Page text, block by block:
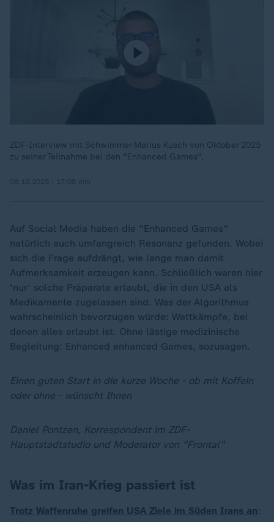
ZDF-Interview mit Schwimmer Marius Kusch von Oktober 2025
zu seiner Teilnahme bei den "Enhanced Games".
Auf Social Media haben die "Enhanced Games"
natürlich auch umfangreich Resonanz gefunden. Wobei
sich die Frage aufdrängt, wie lange man damit
Aufmerksamkeit erzeugen kann. Schließlich waren hier
'nur' solche Präparate erlaubt, die in den USA als
Medikamente zugelassen sind. Was der Algorithmus
wahrscheinlich bevorzugen würde: Wettkämpfe, bei
denen alles erlaubt ist. Ohne lästige medizinische
Begleitung: Enhanced enhanced Games, sozusagen.
Einen guten Start in die kurze Woche - ob mit Koffein
oder ohne - wünscht Ihnen
Daniel Pontzen, Korrespondent im ZDF-
Hauptstadtstudio und Moderator von "Frontal"
Was im Iran-Krieg passiert ist
Trotz Waffenruhe greifen USA Ziele im Süden Irans an: